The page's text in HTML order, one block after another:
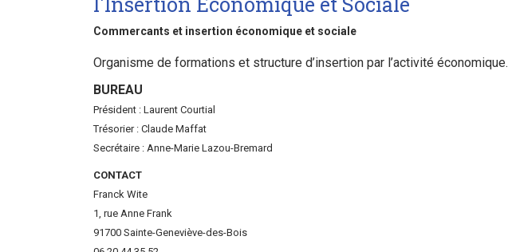
Commercants et insertion économique et sociale
Organisme de formations et structure d’insertion par l’activité économique.
BUREAU
Président : Laurent Courtial
Trésorier : Claude Maffat
Secrétaire : Anne-Marie Lazou-Bremard
CONTACT
Franck Wite
1, rue Anne Frank
91700 Sainte-Geneviève-des-Bois